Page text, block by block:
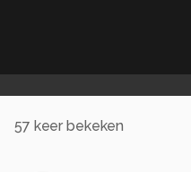
57 keer bekeken